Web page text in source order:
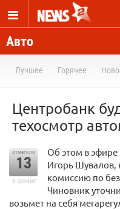
Авто
Лучшее Горячее
Центробанк
техосмотр
отметили
13
в архиве
Об этом в
Игорь Шувалов,
комиссию по
Чиновник
возьмет на себя